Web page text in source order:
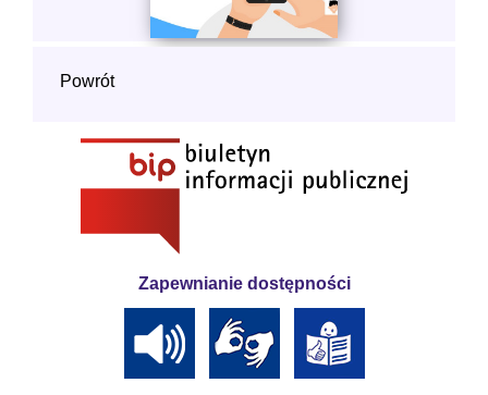
Powrót
Zapewnianie dostępności